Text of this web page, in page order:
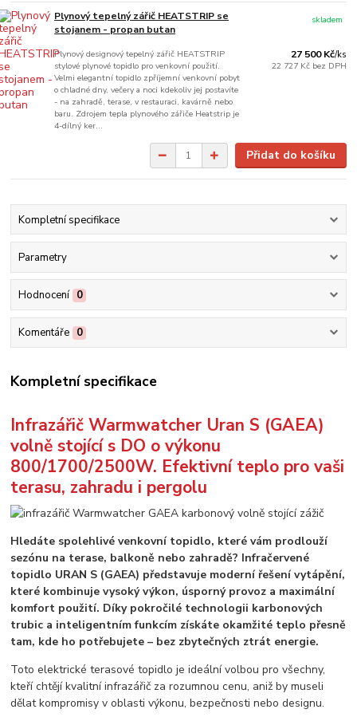
Plynový tepelný zářič HEATSTRIP se
stojanem - propan butan
Plynový designový tepelný zářič HEATSTRIP
stylové plynové topidlo pro venkovní použití.
Velmi elegantní topidlo zpříjemní venkovní pobyt
o chladné dny, večery a noci kdekoliv jej postavíte
- na zahradě, terase, v restauraci, kavárně nebo
baru. Zdrojem tepla plynového zářiče Heatstrip je
4-dílný ker...
27 500 Kč/ks
22 727 Kč bez DPH
skladem
Přidat do košíku
Kompletní specifikace
Parametry
Hodnocení 0
Komentáře 0
Kompletní specifikace
Infrazářič Warmwatcher Uran S (GAEA)
volně stojící s DO o výkonu
800/1700/2500W. Efektivní teplo pro vaši
terasu, zahradu i pergolu
Hledáte spolehlivé venkovní topidlo, které vám prodlouží
sezónu na terase, balkoně nebo zahradě? Infračervené
topidlo URAN S (GAEA) představuje moderní řešení vytápění,
které kombinuje vysoký výkon, úsporný provoz a maximální
komfort použití. Díky pokročilé technologii karbonových
trubic a inteligentním funkcím získáte okamžité teplo přesně
tam, kde ho potřebujete – bez zbytečných ztrát energie.
Toto elektrické terasové topidlo je ideální volbou pro všechny,
kteří chtějí kvalitní infrazářič za rozumnou cenu, aniž by museli
dělat kompromisy v oblasti výkonu, bezpečnosti nebo designu.